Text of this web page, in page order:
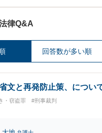
律Q&A
回答数が多い順
文と再発防止策、につい
・窃盗罪 #刑事裁判